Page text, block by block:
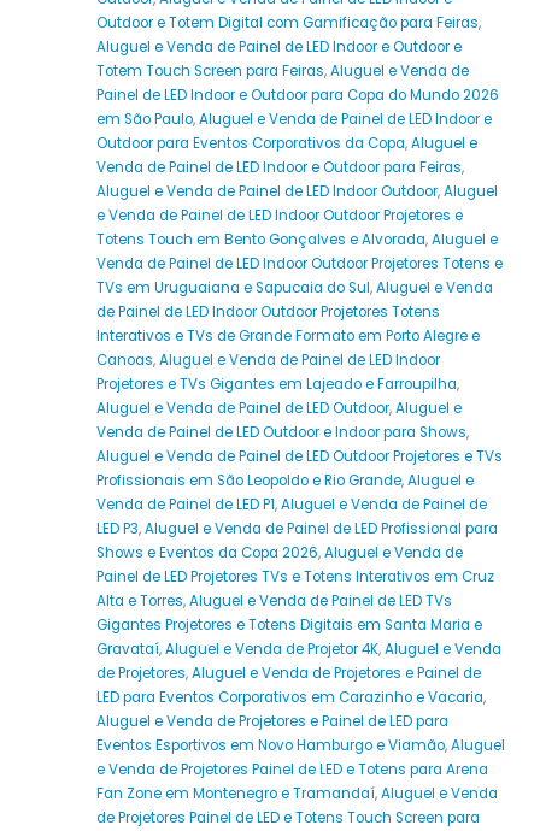
Outdoor e Totem Digital com Gamificação para Feiras,
Aluguel e Venda de Painel de LED Indoor e Outdoor e
Totem Touch Screen para Feiras,Aluguel e Venda de
Painel de LED Indoor e Outdoor para Copa do Mundo 2026
em São Paulo,Aluguel e Venda de Painel de LED Indoor e
Outdoor para Eventos Corporativos da Copa,Aluguel e
Venda de Painel de LED Indoor e Outdoor para Feiras,
Aluguel e Venda de Painel de LED Indoor Outdoor,Aluguel
e Venda de Painel de LED Indoor Outdoor Projetores e
Totens Touch em Bento Gonçalves e Alvorada,Aluguel e
Venda de Painel de LED Indoor Outdoor Projetores Totens e
TVs em Uruguaiana e Sapucaia do Sul,Aluguel e Venda
de Painel de LED Indoor Outdoor Projetores Totens
Interativos e TVs de Grande Formato em Porto Alegre e
Canoas,Aluguel e Venda de Painel de LED Indoor
Projetores e TVs Gigantes em Lajeado e Farroupilha,
Aluguel e Venda de Painel de LED Outdoor,Aluguel e
Venda de Painel de LED Outdoor e Indoor para Shows,
Aluguel e Venda de Painel de LED Outdoor Projetores e TVs
Profissionais em São Leopoldo e Rio Grande,Aluguel e
Venda de Painel de LED P1,Aluguel e Venda de Painel de
LED P3,Aluguel e Venda de Painel de LED Profissional para
Shows e Eventos da Copa 2026,Aluguel e Venda de
Painel de LED Projetores TVs e Totens Interativos em Cruz
Alta e Torres,Aluguel e Venda de Painel de LED TVs
Gigantes Projetores e Totens Digitais em Santa Maria e
Gravataí,Aluguel e Venda de Projetor 4K,Aluguel e Venda
de Projetores,Aluguel e Venda de Projetores e Painel de
LED para Eventos Corporativos em Carazinho e Vacaria,
Aluguel e Venda de Projetores e Painel de LED para
Eventos Esportivos em Novo Hamburgo e Viamão,Aluguel
e Venda de Projetores Painel de LED e Totens para Arena
Fan Zone em Montenegro e Tramandaí,Aluguel e Venda
de Projetores Painel de LED e Totens Touch Screen para